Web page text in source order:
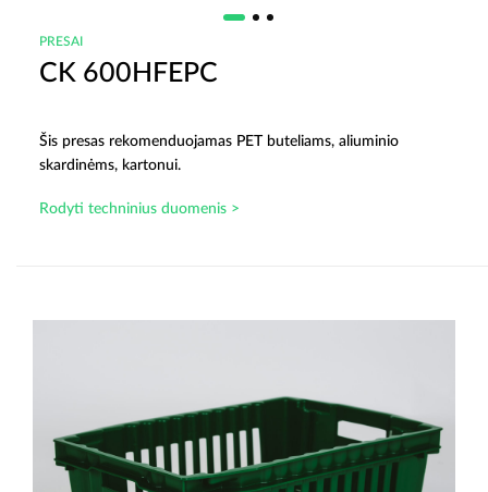
PRESAI
CK 600HFEPC
Šis presas rekomenduojamas PET buteliams, aliuminio
skardinėms, kartonui.
Rodyti techninius duomenis >